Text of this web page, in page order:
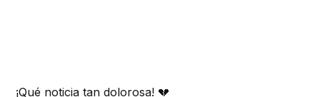
¡Qué noticia tan dolorosa! 💔